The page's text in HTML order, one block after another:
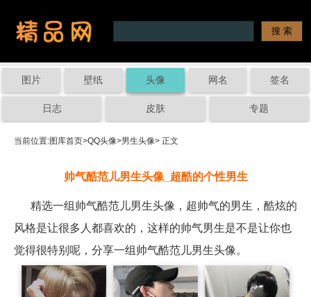
图片 壁纸 头像 网名 签名
日志 皮肤 专题
当前位置:图库首页>QQ头像>男生头像> 正文
帅气酷范儿男生头像_超酷的个性男生
精选一组帅气酷范儿男生头像，超帅气的男生，酷炫的
风格是让很多人都喜欢的，这样的帅气男生是不是让你也
觉得很特别呢，分享一组帅气酷范儿男生头像。